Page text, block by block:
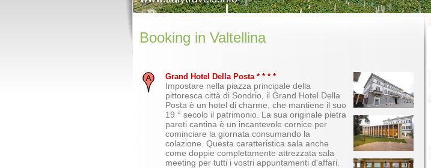
Booking in Valtellina
Grand Hotel Della Posta * * * *
Impostare nella piazza principale della
pittoresca città di Sondrio, il Grand Hotel Della
Posta è un hotel di charme, che mantiene il suo
19 ° secolo il patrimonio. La sua originale pietra
pareti cantina è un incantevole cornice per
cominciare la giornata consumando la
colazione. Questa caratteristica sala anche
come doppie completamente attrezzata sala
meeting per tutti i vostri appuntamenti d'affari.